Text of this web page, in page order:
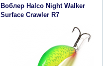
Воблер Halco Night Walker
Surface Crawler R7